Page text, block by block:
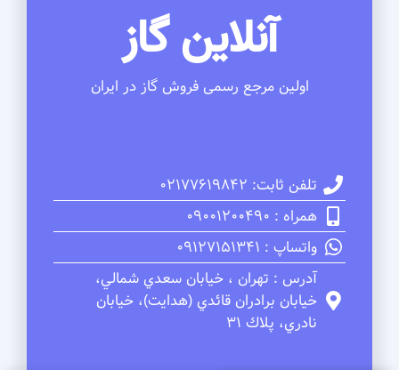
آنلاین گاز
اولین مرجع رسمی فروش گاز در ایران
تلفن ثابت: 02177619842
همراه : 09001200490
واتساپ : 09127151341
آدرس : تهران ، خيابان سعدي شمالي،
خيابان برادران قائدي (هدايت)، خيابان
نادري، پلاك 31